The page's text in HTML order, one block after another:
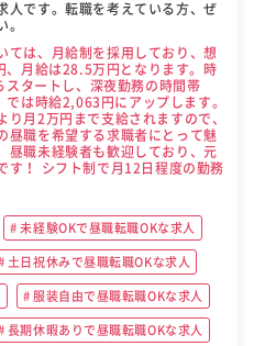
人です。転職を考えている方、ぜ
。
ては、月給制を採用しており、想
、月給は28.5万円となります。時
タートし、深夜勤務の時間帯
では時給2,063円にアップします。
り月2万円まで支給されますので、
昼職を希望する求職者にとって魅
昼職未経験者も歓迎しており、元
す！ シフト制で月12日程度の勤務
未経験OKで昼職転職OKな求人
土日祝休みで昼職転職OKな求人
服装自由で昼職転職OKな求人
長期休暇ありで昼職転職OKな求人